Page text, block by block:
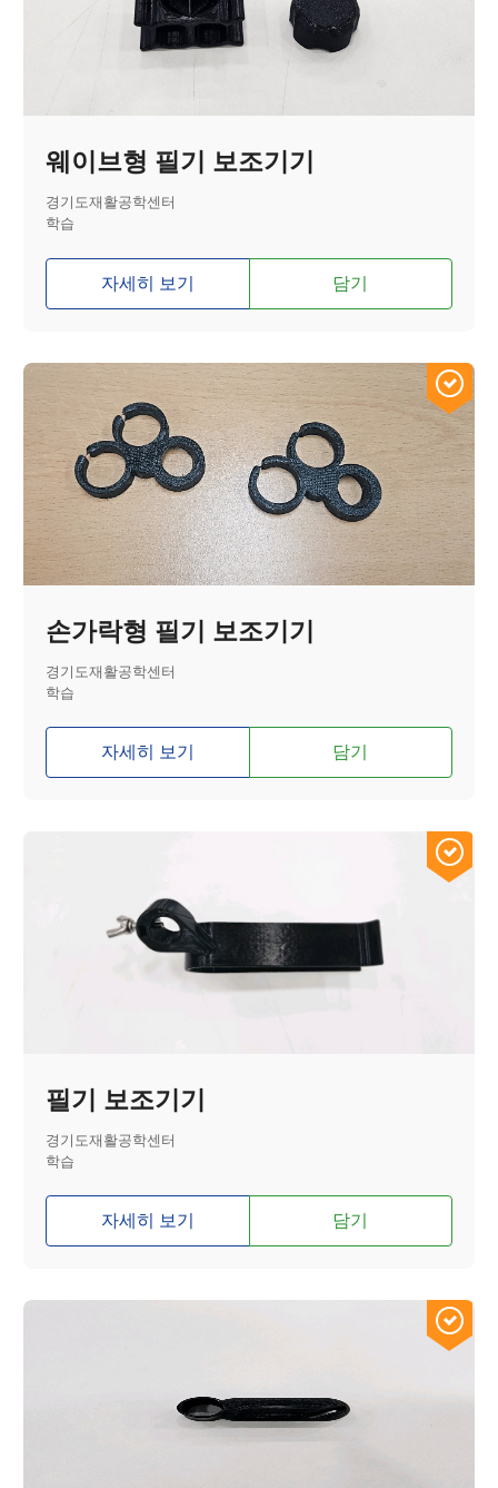
웨이브형 필기 보조기기
경기도재활공학센터
학습
자세히 보기 담기
손가락형 필기 보조기기
경기도재활공학센터
학습
자세히 보기 담기
필기 보조기기
경기도재활공학센터
학습
자세히 보기 담기